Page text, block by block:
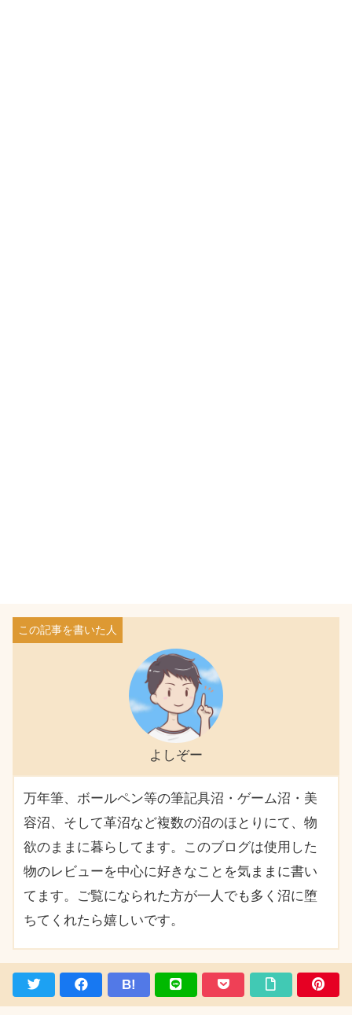
よしぞー
万年筆、ボールペン等の筆記具沼・ゲーム沼・美
容沼、そして革沼など複数の沼のほとりにて、物
欲のままに暮らしてます。このブログは使用した
物のレビューを中心に好きなことを気ままに書い
てます。ご覧になられた方が一人でも多く沼に堕
ちてくれたら嬉しいです。
B!